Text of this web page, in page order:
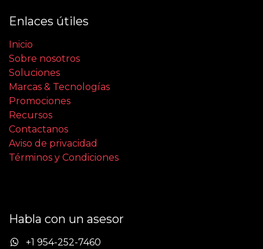
Enlaces útiles
Inicio
Sobre nosotros
Soluciones
Marcas & Tecnologías
Promociones
Recursos
Contactanos
Aviso de privacidad
Términos y Condiciones
Habla con un asesor
+1 954-252-7460